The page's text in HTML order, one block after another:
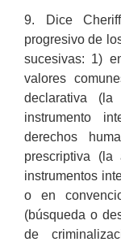
9. Dice
progresivo de
sucesivas: 1)
valores
declarativa
instrumento
derechos
prescriptiva (la
instrumentos
o en
(búsqueda o
de